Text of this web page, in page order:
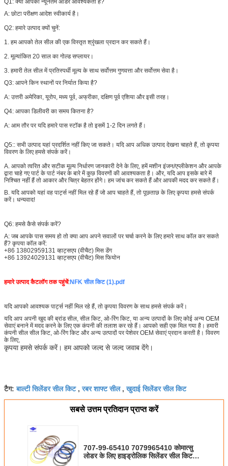
Q1: क्या आपकी न्यूनतम ऑर्डर आवश्यकता है?
A: छोटा परीक्षण आदेश स्वीकार्य है।
Q2: हमारे उत्पाद क्यों चुनें:
1. हम आपको तेल सील की एक विस्तृत श्रृंखला प्रदान कर सकते हैं।
2. मूल्यांकित 20 साल का गोल्ड सप्लायर।
3. हमारी तेल सील में प्रतिस्पर्धी मूल्य के साथ सर्वोत्तम गुणवत्ता और सर्वोत्तम सेवा है।
Q3: आपने किन स्थानों पर निर्यात किया है?
A: उत्तरी अमेरिका, यूरोप, मध्य पूर्व, अफ्रीका, दक्षिण पूर्व एशिया और इसी तरह।
Q4: आपका डिलीवरी का समय कितना है?
A: आम तौर पर यदि हमारे पास स्टॉक है तो इसमें 1-2 दिन लगते हैं।
Q5:: सभी उत्पाद यहां प्रदर्शित नहीं किए जा सकते। यदि आप अधिक उत्पाद देखना चाहते हैं, तो कृपया
विवरण के लिए हमसे संपर्क करें।
A. आपको त्वरित और सटीक मूल्य निर्धारण जानकारी देने के लिए, हमें मशीन इंजन/एप्लीकेशन और आपके
द्वारा चाहे गए पार्ट के पार्ट नंबर के बारे में कुछ विवरणों की आवश्यकता है। और, यदि आप इसके बारे में
निश्चित नहीं हैं तो आकार और चित्र बेहतर होंगे। हम जांच कर सकते हैं और आपकी मदद कर सकते हैं।
B. यदि आपको यहां वह पार्ट्स नहीं मिल रहे हैं जो आप चाहते हैं, तो पूछताछ के लिए कृपया हमसे संपर्क
करें। धन्यवाद​!
Q6: हमसे कैसे संपर्क करें?
A: जब आपके पास समय हो तो क्या आप अपने सवालों पर चर्चा करने के लिए हमारे साथ कॉल कर सकते
हैं? कृपया कॉल करें:
+86 13802959131 व्हाट्सएप (वीचैट) मिस डेंग
+86 13924029131 व्हाट्सएप (वीचैट) मिस फियोन
हमारे उत्पाद कैटलॉग तक पहुंचें:NFK सील किट (1).pdf
यदि आपको आवश्यक पार्ट्स नहीं मिल रहे हैं, तो कृपया विवरण के साथ हमसे संपर्क करें।
यदि आप अपनी खुद की ब्रांड सील, सील किट, ओ-रिंग किट, या अन्य उत्पादों के लिए कोई अन्य OEM
सेवाएं बनाने में मदद करने के लिए एक कंपनी की तलाश कर रहे हैं। आपको सही एक मिल गया है। हमारी
कंपनी सील सील किट, ओ-रिंग किट और अन्य उत्पादों पर पेशेवर OEM सेवाएं प्रदान करती है। विवरण
के लिए,
कृपया हमसे संपर्क करें। हम आपको जल्द से जल्द जवाब देंगे।
टैग:बाल्टी सिलेंडर सील किट,रबर शाफ्ट सील,खुदाई सिलेंडर सील किट
सबसे उत्तम प्रतिदान प्राप्त करें
707-99-65410 7079965410 कोमात्सु
लोडर के लिए हाइड्रोलिक सिलेंडर सील किट